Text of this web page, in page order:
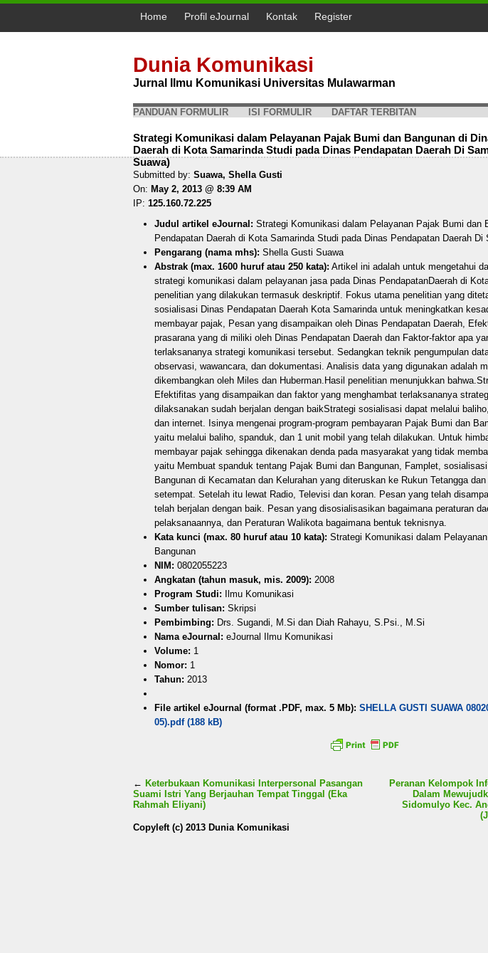
Home Profil eJournal Kontak Register
Dunia Komunikasi
Jurnal Ilmu Komunikasi Universitas Mulawarman
PANDUAN FORMULIR ISI FORMULIR DAFTAR TERBITAN
Strategi Komunikasi dalam Pelayanan Pajak Bumi dan Bangunan di
Daerah di Kota Samarinda Studi pada Dinas Pendapatan Daerah Di
Suawa)
Submitted by: Suawa, Shella Gusti
On: May 2, 2013 @ 8:39 AM
IP: 125.160.72.225
Judul artikel eJournal: Strategi Komunikasi dalam Pelayanan Pajak Bumi dan
Pendapatan Daerah di Kota Samarinda Studi pada Dinas Pendapatan Daerah Di
Pengarang (nama mhs): Shella Gusti Suawa
Abstrak (max. 1600 huruf atau 250 kata): Artikel ini adalah untuk mengetahui
strategi komunikasi dalam pelayanan jasa pada Dinas PendapatanDaerah di
penelitian yang dilakukan termasuk deskriptif. Fokus utama penelitian yang
sosialisasi Dinas Pendapatan Daerah Kota Samarinda untuk meningkatkan
membayar pajak, Pesan yang disampaikan oleh Dinas Pendapatan Daerah,
prasarana yang di miliki oleh Dinas Pendapatan Daerah dan Faktor-faktor apa
terlaksananya strategi komunikasi tersebut. Sedangkan teknik pengumpulan
observasi, wawancara, dan dokumentasi. Analisis data yang digunakan adalah
dikembangkan oleh Miles dan Huberman.Hasil penelitian menunjukkan
Efektifitas yang disampaikan dan faktor yang menghambat terlaksananya
dilaksanakan sudah berjalan dengan baikStrategi sosialisasi dapat melalui
dan internet. Isinya mengenai program-program pembayaran Pajak Bumi dan
yaitu melalui baliho, spanduk, dan 1 unit mobil yang telah dilakukan. Untuk
membayar pajak sehingga dikenakan denda pada masyarakat yang tidak
yaitu Membuat spanduk tentang Pajak Bumi dan Bangunan, Famplet,
Bangunan di Kecamatan dan Kelurahan yang diteruskan ke Rukun Tetangga
setempat. Setelah itu lewat Radio, Televisi dan koran. Pesan yang telah
telah berjalan dengan baik. Pesan yang disosialisasikan bagaimana peraturan
pelaksanaannya, dan Peraturan Walikota bagaimana bentuk teknisnya.
Kata kunci (max. 80 huruf atau 10 kata): Strategi Komunikasi dalam
Bangunan
NIM: 0802055223
Angkatan (tahun masuk, mis. 2009): 2008
Program Studi: Ilmu Komunikasi
Sumber tulisan: Skripsi
Pembimbing: Drs. Sugandi, M.Si dan Diah Rahayu, S.Psi., M.Si
Nama eJournal: eJournal Ilmu Komunikasi
Volume: 1
Nomor: 1
Tahun: 2013
File artikel eJournal (format .PDF, max. 5 Mb): SHELLA GUSTI SUAWA
05).pdf (188 kB)
← Keterbukaan Komunikasi Interpersonal Pasangan
Suami Istri Yang Berjauhan Tempat Tinggal (Eka
Rahmah Eliyani)
Peranan Kelompok
Dalam
Sidomulyo Kec.
Copyleft (c) 2013 Dunia Komunikasi